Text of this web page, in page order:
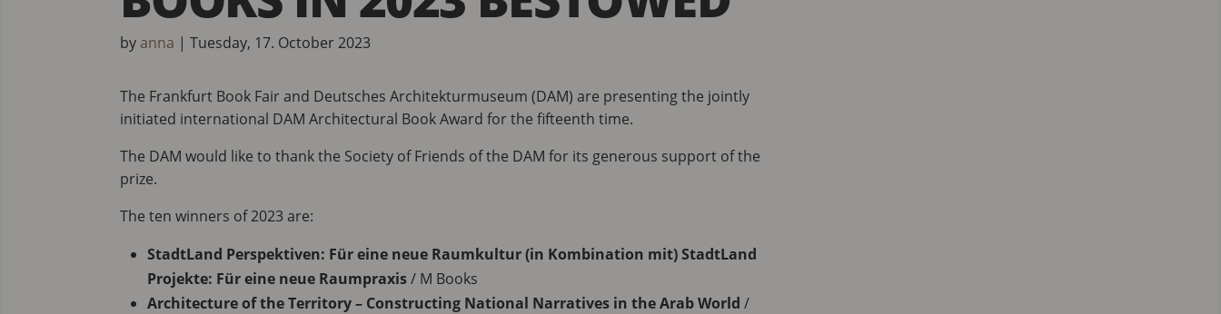
by anna | Tuesday, 17. October 2023
The Frankfurt Book Fair and Deutsches Architekturmuseum (DAM) are presenting the jointly
initiated international DAM Architectural Book Award for the fifteenth time.
The DAM would like to thank the Society of Friends of the DAM for its generous support of the
prize.
The ten winners of 2023 are:
StadtLand Perspektiven: Für eine neue Raumkultur (in Kombination mit) StadtLand
Projekte: Für eine neue Raumpraxis/ M Books
Architecture of the Territory – Constructing National Narratives in the Arab World /